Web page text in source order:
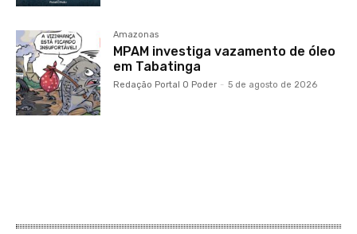
Amazonas
MPAM investiga vazamento de óleo
em Tabatinga
Redação Portal O Poder - 5 de agosto de 2026